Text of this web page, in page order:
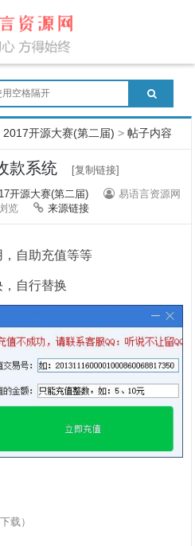
2017开源大赛(第二届) >帖子内容
款系统
[复制链接]
开源大赛(第二届)
易语言资源网
览 来源链接
自助充值等等
，自行替换
载）